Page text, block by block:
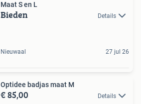
Maat S en L
Bieden Details
Nieuwaal 27 jul 26
Optidee badjas maat M
€ 85,00 Details